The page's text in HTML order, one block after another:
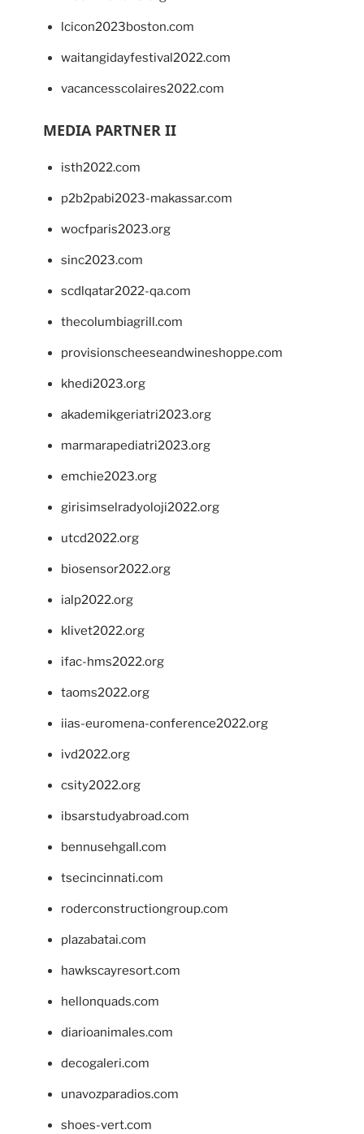
lcicon2023boston.com
waitangidayfestival2022.com
vacancesscolaires2022.com
MEDIA PARTNER II
isth2022.com
p2b2pabi2023-makassar.com
wocfparis2023.org
sinc2023.com
scdlqatar2022-qa.com
thecolumbiagrill.com
provisionscheeseandwineshoppe.com
khedi2023.org
akademikgeriatri2023.org
marmarapediatri2023.org
emchie2023.org
girisimselradyoloji2022.org
utcd2022.org
biosensor2022.org
ialp2022.org
klivet2022.org
ifac-hms2022.org
taoms2022.org
iias-euromena-conference2022.org
ivd2022.org
csity2022.org
ibsarstudyabroad.com
bennusehgall.com
tsecincinnati.com
roderconstructiongroup.com
plazabatai.com
hawkscayresort.com
hellonquads.com
diarioanimales.com
decogaleri.com
unavozparadios.com
shoes-vert.com